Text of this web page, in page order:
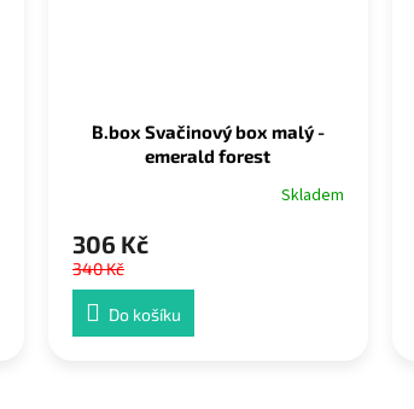
B.box Svačinový box malý -
emerald forest
Skladem
306 Kč
340 Kč
Do košíku